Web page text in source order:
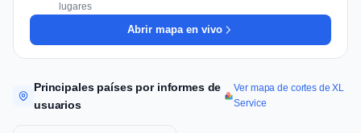
lugares
Abrir mapa en vivo
Principales países por informes de
usuarios
Ver mapa de cortes de XL
Service